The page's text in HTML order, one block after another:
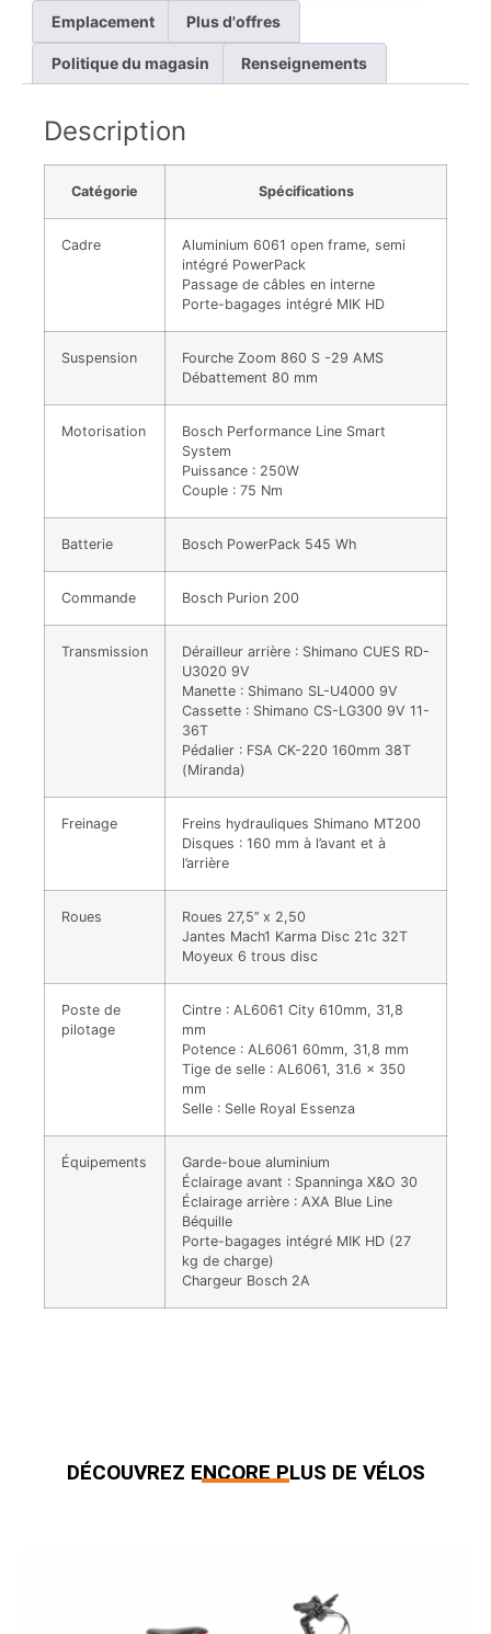
Emplacement Plus d'offres
Politique du magasin Renseignements
Description
Catégorie Spécifications
Cadre
Aluminium 6061 open frame, semi
intégré PowerPack
Passage de câbles en interne
Porte-bagages intégré MIK HD
Suspension
Fourche Zoom 860 S -29 AMS
Débattement 80 mm
Motorisation
Bosch Performance Line Smart
System
Puissance : 250W
Couple : 75 Nm
Batterie Bosch PowerPack 545 Wh
Commande Bosch Purion 200
Transmission
Dérailleur arrière : Shimano CUES RD-
U3020 9V
Manette : Shimano SL-U4000 9V
Cassette : Shimano CS-LG300 9V 11-
36T
Pédalier : FSA CK-220 160mm 38T
(Miranda)
Freinage
Freins hydrauliques Shimano MT200
Disques : 160 mm à l’avant et à
l’arrière
Roues
Roues 27,5’’ x 2,50
Jantes Mach1 Karma Disc 21c 32T
Moyeux 6 trous disc
Poste de
pilotage
Cintre : AL6061 City 610mm, 31,8
mm
Potence : AL6061 60mm, 31,8 mm
Tige de selle : AL6061, 31.6 x 350
mm
Selle : Selle Royal Essenza
Équipements
Garde-boue aluminium
Éclairage avant : Spanninga X&O 30
Éclairage arrière : AXA Blue Line
Béquille
Porte-bagages intégré MIK HD (27
kg de charge)
Chargeur Bosch 2A
DÉCOUVREZ ENCORE PLUS DE VÉLOS